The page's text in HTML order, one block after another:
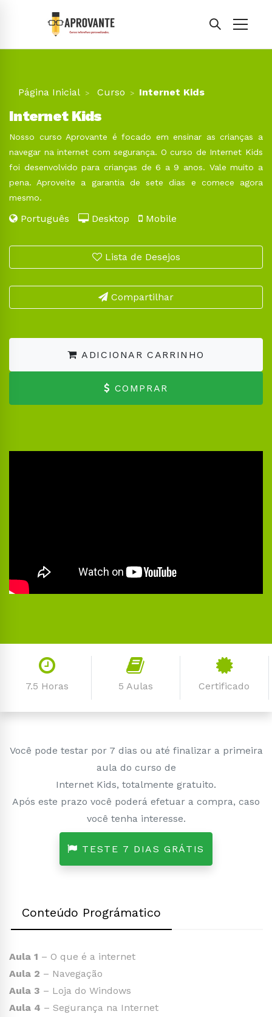
Página Inicial Curso Internet Kids
Internet Kids
Nosso curso Aprovante é focado em ensinar as crianças a
navegar na internet com segurança. O curso de Internet Kids
foi desenvolvido para crianças de 6 a 9 anos. Vale muito a
pena. Aproveite a garantia de sete dias e comece agora
mesmo.
Português Desktop Mobile
Lista de Desejos
Compartilhar
ADICIONAR CARRINHO
COMPRAR
7.5 Horas 5 Aulas Certificado
Você pode testar por 7 dias ou até finalizar a primeira
aula do curso de
Internet Kids, totalmente gratuito.
Após este prazo você poderá efetuar a compra, caso
você tenha interesse.
TESTE 7 DIAS GRÁTIS
Conteúdo Prográmatico
Aula 1 – O que é a internet
Aula 2 – Navegação
Aula 3 – Loja do Windows
Aula 4 – Segurança na Internet